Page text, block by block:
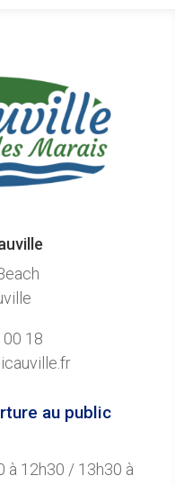
00 18
au public
à 12h30 / 13h30 à